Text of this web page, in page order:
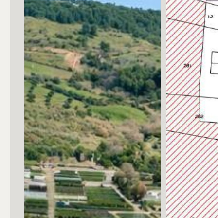
Posto auto/Box
Balcone/Terrazzo
Ascensore
Arredato
Nuova costruzione
Lusso